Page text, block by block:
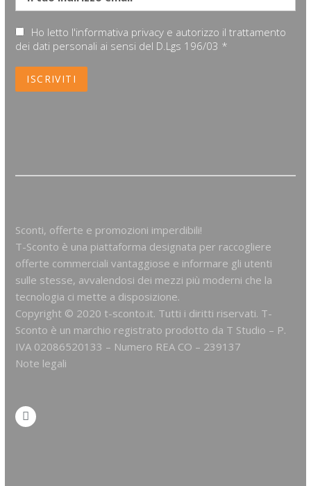
Ho letto l'informativa privacy e autorizzo il trattamento
dei dati personali ai sensi del D.Lgs 196/03 *
Sconti, offerte e promozioni imperdibili!
T-Sconto è una piattaforma designata per raccogliere
offerte commerciali vantaggiose e informare gli utenti
sulle stesse, avvalendosi dei mezzi più moderni che la
tecnologia ci mette a disposizione.
Copyright © 2020 t-sconto.it. Tutti i diritti riservati. T-
Sconto è un marchio registrato prodotto da T Studio – P.
IVA 02086520133 – Numero REA CO – 239137
Note legali